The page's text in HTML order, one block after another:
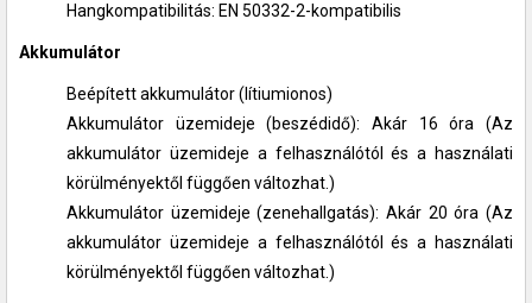
Hangkompatibilitás: EN 50332-2-kompatibilis
Akkumulátor
Beépített akkumulátor (lítiumionos)
Akkumulátor üzemideje (beszédidő): Akár 16 óra (Az
akkumulátor üzemideje a felhasználótól és a használati
körülményektől függően változhat.)
Akkumulátor üzemideje (zenehallgatás): Akár 20 óra (Az
akkumulátor üzemideje a felhasználótól és a használati
körülményektől függően változhat.)